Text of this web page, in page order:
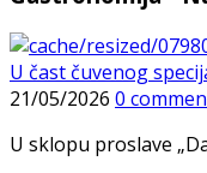
U čast čuvenog
21/05/2026 0
U sklopu proslave